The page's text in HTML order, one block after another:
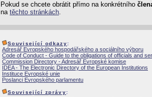
Pokud se chcete obrátit přímo na konkrétního
na těchto stránkách.
Související odkazy:
Adresář Evropského hospodářského a sociálního výboru
Code of Conduct - Guide to the obligations of officials and
Commission Directory - Adresář Evropské komise
IDEA - The Electronic Directory of the European Institutions
Instituce Evropské unie
Poslanci Evropského parlamentu
Související zprávy: